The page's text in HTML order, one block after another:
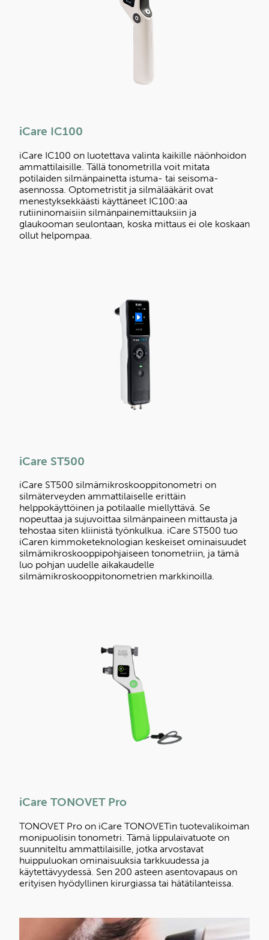
iCare IC100
iCare IC100 on luotettava valinta kaikille näönhoidon
ammattilaisille. Tällä tonometrilla voit mitata
potilaiden silmänpainetta istuma- tai seisoma-
asennossa. Optometristit ja silmälääkärit ovat
menestyksekkäästi käyttäneet IC100:aa
rutiininomaisiin silmänpainemittauksiin ja
glaukooman seulontaan, koska mittaus ei ole koskaan
ollut helpompaa.
iCare ST500
iCare ST500 silmämikroskooppitonometri on
silmäterveyden ammattilaiselle erittäin
helppokäyttöinen ja potilaalle miellyttävä. Se
nopeuttaa ja sujuvoittaa silmänpaineen mittausta ja
tehostaa siten kliinistä työnkulkua. iCare ST500 tuo
iCaren kimmoketeknologian keskeiset ominaisuudet
silmämikroskooppipohjaiseen tonometriin, ja tämä
luo pohjan uudelle aikakaudelle
silmämikroskooppitonometrien markkinoilla.
iCare TONOVET Pro
TONOVET Pro on iCare TONOVETin tuotevalikoiman
monipuolisin tonometri. Tämä lippulaivatuote on
suunniteltu ammattilaisille, jotka arvostavat
huippuluokan ominaisuuksia tarkkuudessa ja
käytettävyydessä. Sen 200 asteen asentovapaus on
erityisen hyödyllinen kirurgiassa tai hätätilanteissa.